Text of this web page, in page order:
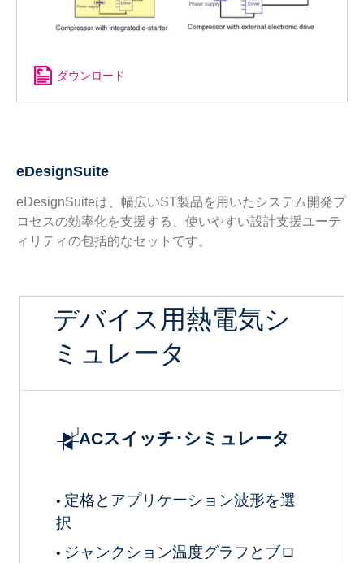
ダウンロード
eDesignSuite
eDesignSuiteは、幅広いST製品を用いたシステム開発プ
ロセスの効率化を支援する、使いやすい設計支援ユーテ
ィリティの包括的なセットです。
デバイス用熱電気シ
ミュレータ
ACスイッチ･シミュレータ
• 定格とアプリケーション波形を選
択
• ジャンクション温度グラフとブロ